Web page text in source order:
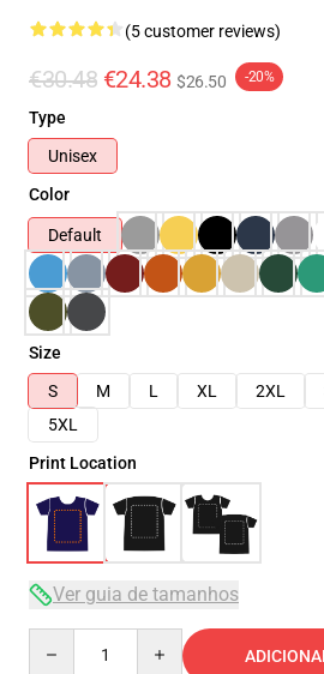
(5 customer reviews)
€30.48 €24.38 $26.50 -20%
Type
Unisex
Color
Default
Size
S
M L XL 2XL
5XL
Print Location
Ver guia de tamanhos